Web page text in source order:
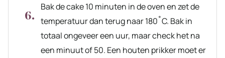
Bak de cake 10 minuten in de oven en zet de
temperatuur dan terug naar 180˚C. Bak in
totaal ongeveer een uur, maar check het na
een minuut of 50. Een houten prikker moet er